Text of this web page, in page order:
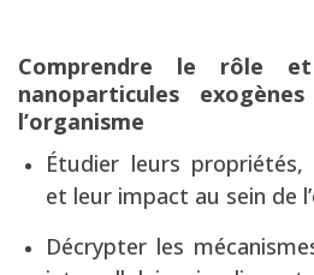
Comprendre le rôle
nanoparticules
l’organisme
Étudier leurs
et leur impact au sein de
Décrypter les